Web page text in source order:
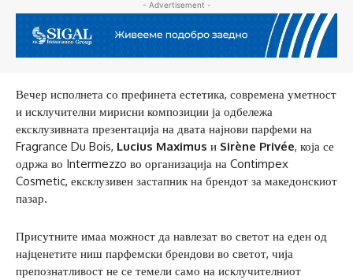
- Advertisement -
Вечер исполнета со префинета естетика, современа уметност
и исклучителни мирисни композиции ја одбележа
ексклузивната презентација на двата најнови парфеми на
Fragrance Du Bois, Lucius Maximus и Sirène Privée, која се
одржа во Intermezzo во организација на Contimpex
Cosmetic, ексклузивен застапник на брендот за македонскиот
пазар.
Присутните имаа можност да навлезат во светот на еден од
најценетите ниш парфемски брендови во светот, чија
препознатливост не се темели само на исклучителниот